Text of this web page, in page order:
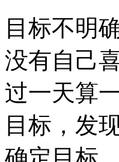
目标不明
没有自己
过一天算
目标，发